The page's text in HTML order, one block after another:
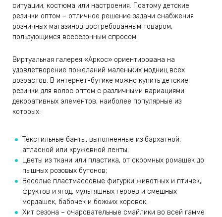
ситуации, костюма или настроения. Поэтому детские
резинки оптом – отличное решение задачи снабжения
розничных магазинов востребованным товаром,
пользующимся всесезонным спросом.
Виртуальная галерея «Аркос» ориентирована на
удовлетворение пожеланий маленьких модниц всех
возрастов. В интернет-бутике можно купить детские
резинки для волос оптом с различными вариациями
декоративных элементов, наиболее популярные из
которых:
Текстильные банты, выполненные из бархатной,
атласной или кружевной ленты;
Цветы из ткани или пластика, от скромных ромашек до
пышных розовых бутонов;
Веселые пластмассовые фигурки животных и птичек,
фруктов и ягод, мультяшных героев и смешных
мордашек, бабочек и божьих коровок;
Хит сезона – очаровательные смайлики во всей гамме